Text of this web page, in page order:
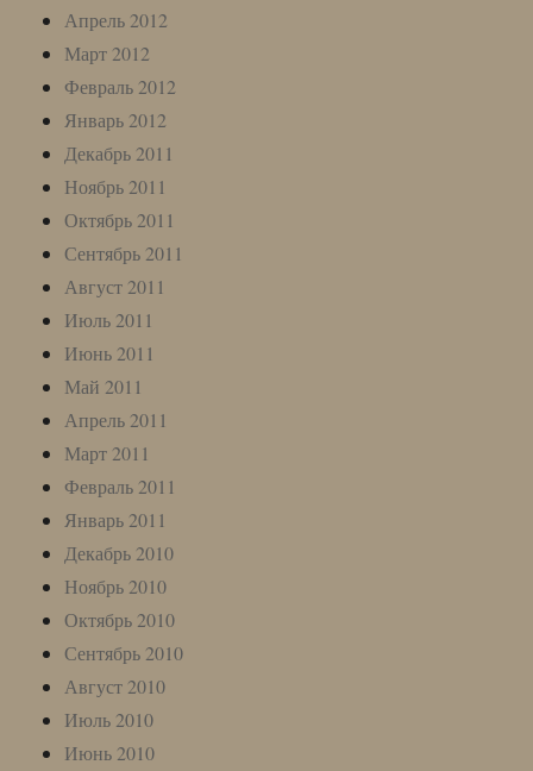
Апрель 2012
Март 2012
Февраль 2012
Январь 2012
Декабрь 2011
Ноябрь 2011
Октябрь 2011
Сентябрь 2011
Август 2011
Июль 2011
Июнь 2011
Май 2011
Апрель 2011
Март 2011
Февраль 2011
Январь 2011
Декабрь 2010
Ноябрь 2010
Октябрь 2010
Сентябрь 2010
Август 2010
Июль 2010
Июнь 2010